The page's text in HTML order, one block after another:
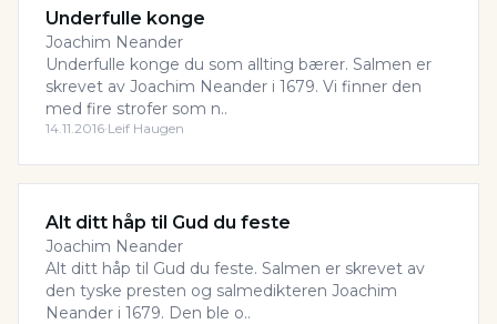
Underfulle konge
Joachim Neander
Underfulle konge du som allting bærer. Salmen er
skrevet av Joachim Neander i 1679. Vi finner den
med fire strofer som n..
14.11.2016·Leif Haugen
Alt ditt håp til Gud du feste
Joachim Neander
Alt ditt håp til Gud du feste. Salmen er skrevet av
den tyske presten og salmedikteren Joachim
Neander i 1679. Den ble o..